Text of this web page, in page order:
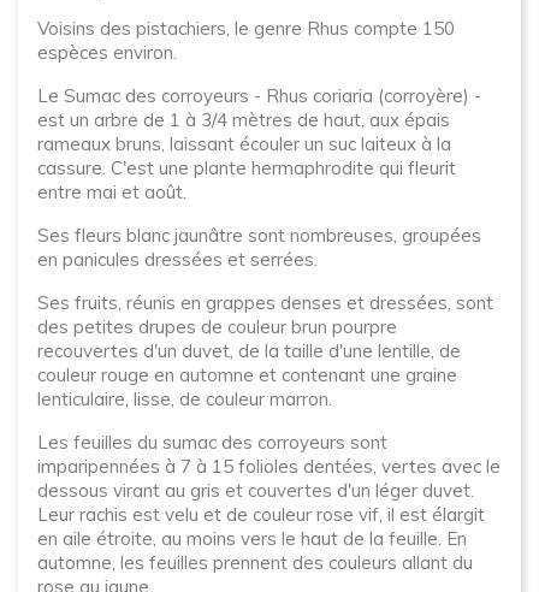
Voisins des pistachiers, le genre Rhus compte 150
espèces environ.
Le Sumac des corroyeurs - Rhus coriaria (corroyère) -
est un arbre de 1 à 3/4 mètres de haut, aux épais
rameaux bruns, laissant écouler un suc laiteux à la
cassure. C'est une plante hermaphrodite qui fleurit
entre mai et août.
Ses fleurs blanc jaunâtre sont nombreuses, groupées
en panicules dressées et serrées.
Ses fruits, réunis en grappes denses et dressées, sont
des petites drupes de couleur brun pourpre
recouvertes d'un duvet, de la taille d'une lentille, de
couleur rouge en automne et contenant une graine
lenticulaire, lisse, de couleur marron.
Les feuilles du sumac des corroyeurs sont
imparipennées à 7 à 15 folioles dentées, vertes avec le
dessous virant au gris et couvertes d'un léger duvet.
Leur rachis est velu et de couleur rose vif, il est élargit
en aile étroite, au moins vers le haut de la feuille. En
automne, les feuilles prennent des couleurs allant du
rose au jaune.